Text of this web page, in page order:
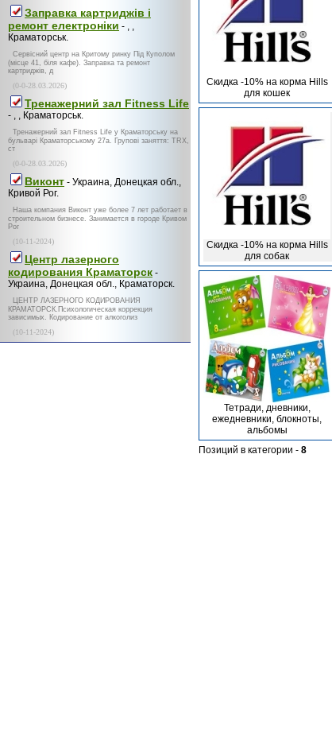
Заправка картриджів і
ремонт електроніки - , ,
Краматорськ.
Сервісний центр на Критому ринку Під Куполом
(місце 41, біля кафе). Заправка та ремонт
картриджів, д
(0-0-28.03.2026)
Тренажерний зал Fitness Life
- , , Краматорськ.
Тренажерний зал Fitness Life у Краматорську на
бульварі Краматорському 27а. Групові заняття: TRX,
ст
(0-0-28.03.2026)
Виконт - Украина, Донецкая обл.,
Кривой Рог.
Наша компания Виконт уже более 7 лет работает в
строительном бизнесе. Занимается в городе Кривом
Рог
(10-11-2024)
Центр лазерного
кодирования Краматорск -
Украина, Донецкая обл., Краматорск.
ЦЕНТР ЛАЗЕРНОГО КОДИРОВАНИЯ
КРАМАТОРСК.Психологическая коррекция
зависимых. Кодирование от алкоголиз
(10-11-2024)
Скидка -10% на корма Hills
для кошек
Скидка -10% на корма Hills
для собак
Тетради, дневники,
ежедневники, блокноты,
альбомы
Позиций в категории - 8